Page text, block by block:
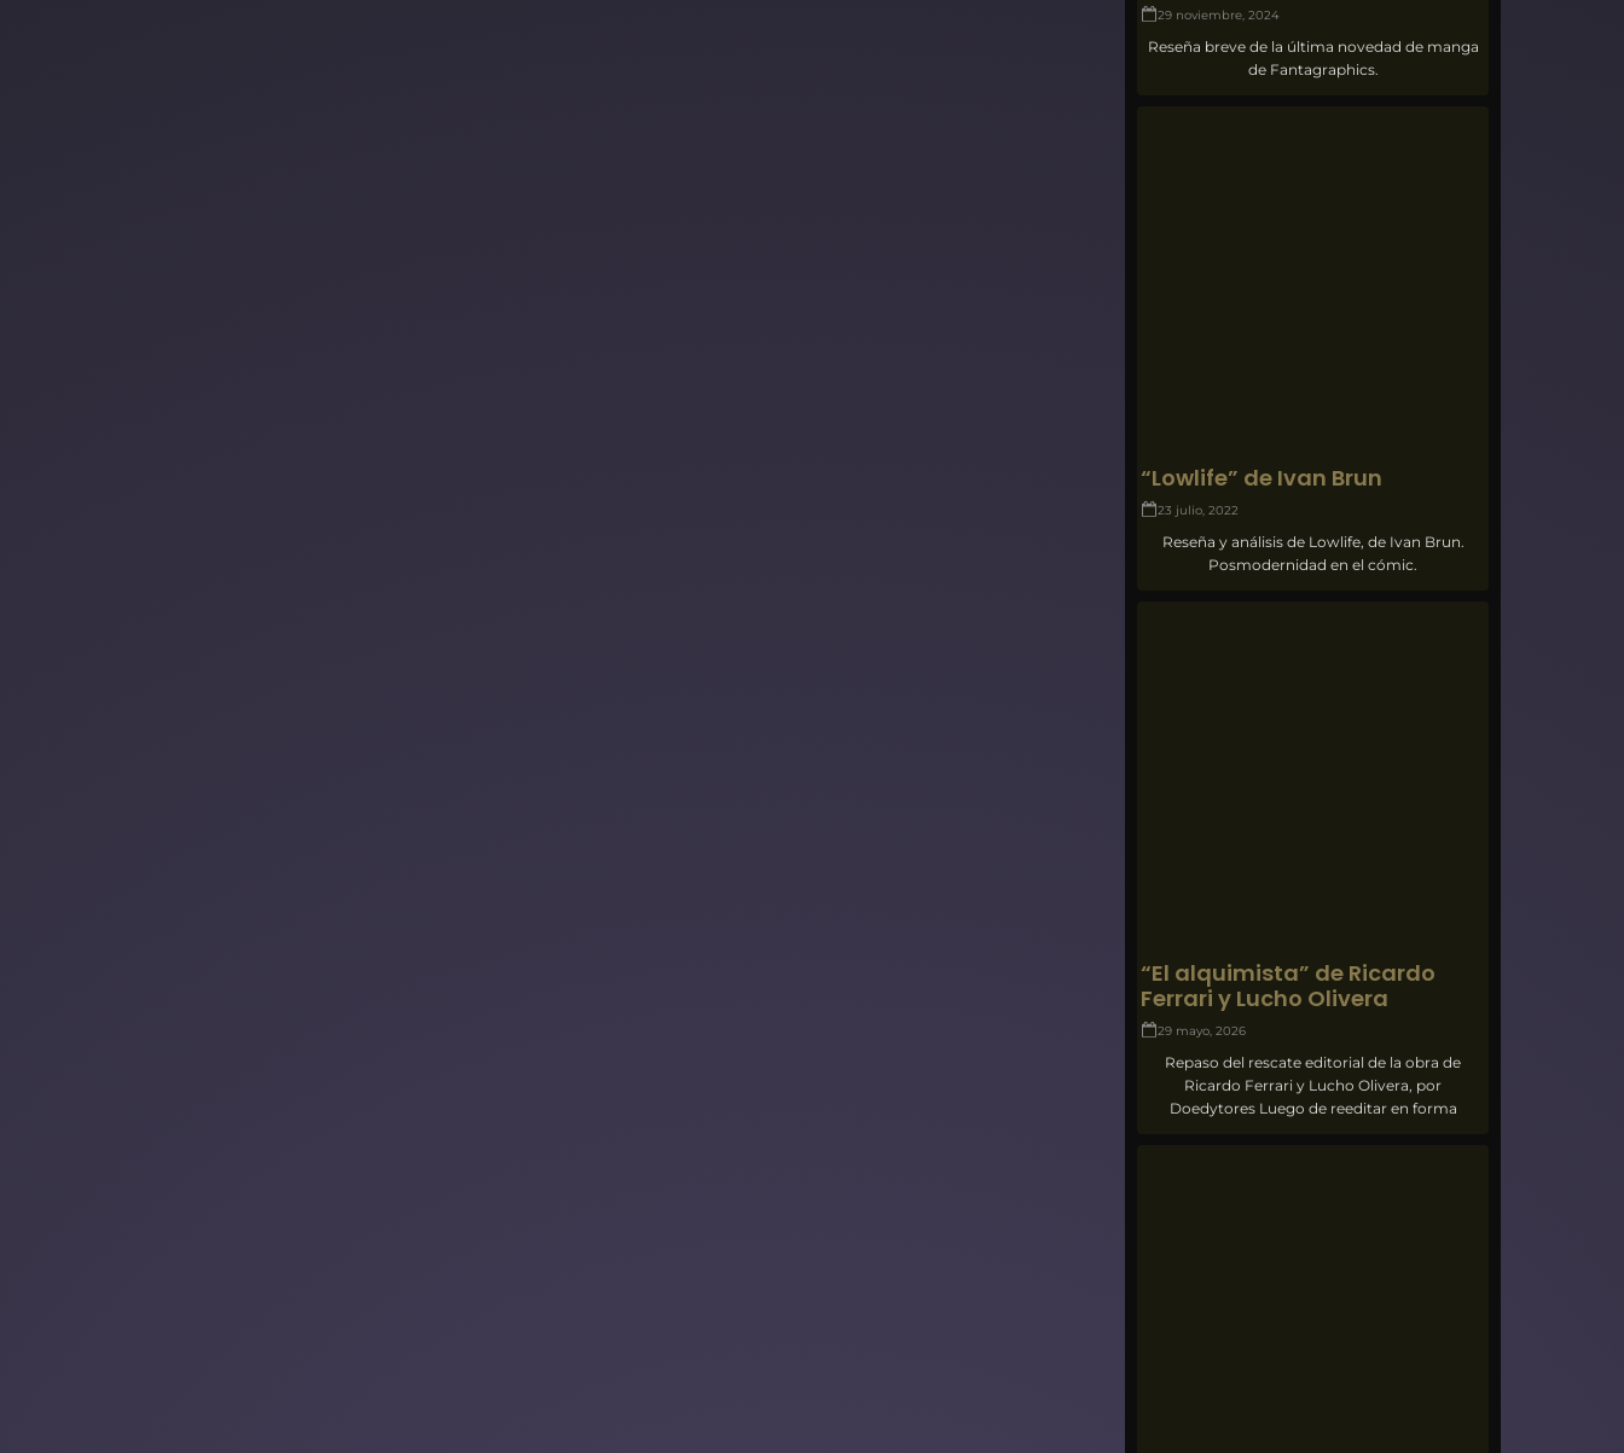
29 noviembre, 2024
Reseña breve de la última novedad de manga
de Fantagraphics.
“Lowlife” de Ivan Brun
23 julio, 2022
Reseña y análisis de Lowlife, de Ivan Brun.
Posmodernidad en el cómic.
“El alquimista” de Ricardo
Ferrari y Lucho Olivera
29 mayo, 2026
Repaso del rescate editorial de la obra de
Ricardo Ferrari y Lucho Olivera, por
Doedytores Luego de reeditar en forma